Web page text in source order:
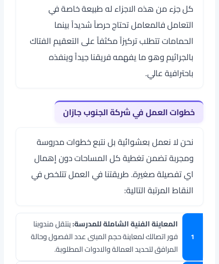
كل جزء من هذه الاجزاء له طبيعة خاصة في
التعامل فالمعامل تحتاج حرصاً شديداً بينما
الحمامات تتطلب تركيزاً مكثفاً على التعقيم الفتاك
بالجراثيم وهو ما يفهمه فريقنا جيداً وينفذه
باحترافية عالي.
خطوات العمل في شركة الجنوب جازان
نحن لا نعمل بعشوائية بل نتبع خطوات مدروسة
ومجربة تضمن تغطية كل المساحات دون إهمال
اي تفصيلة صغيرة. طريقتنا في العمل تتلخص في
النقاط المرتبة التالية:
المعاينة الفنية الشاملة للمدرسة:ينتقل مندوبنا
فور اتصالك لمعاينة حجم المبنى عدد الفصول وحالة
المرافق لتحديد العمالة والادوات المطلوبة.